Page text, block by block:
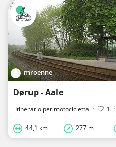
mroenne
Dørup - Aale
Itinerario per motocicletta · 1 ·
44,1 km 277 m